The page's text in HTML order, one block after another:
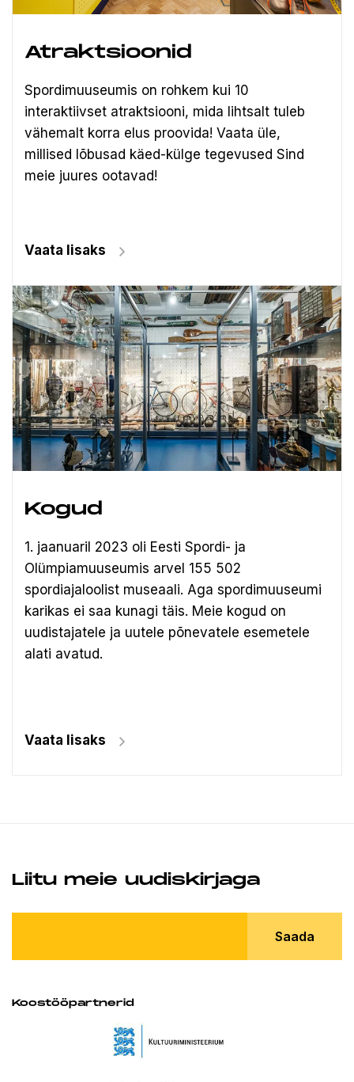
Atraktsioonid
Spordimuuseumis on rohkem kui 10
interaktiivset atraktsiooni, mida lihtsalt tuleb
vähemalt korra elus proovida! Vaata üle,
millised lõbusad käed-külge tegevused Sind
meie juures ootavad!
Vaata lisaks
Kogud
1. jaanuaril 2023 oli Eesti Spordi- ja
Olümpiamuuseumis arvel 155 502
spordiajaloolist museaali. Aga spordimuuseumi
karikas ei saa kunagi täis. Meie kogud on
uudistajatele ja uutele põnevatele esemetele
alati avatud.
Vaata lisaks
Liitu meie uudiskirjaga
Saada
Koostööpartnerid